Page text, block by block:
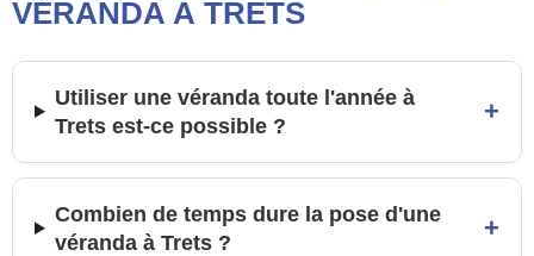
VÉRANDA À TRETS
Utiliser une véranda toute l'année à
Trets est-ce possible ?
+
Combien de temps dure la pose d'une
véranda à Trets ?
+